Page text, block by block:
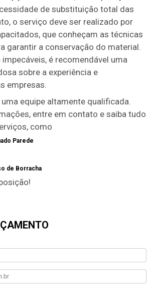
de substituição total das
o serviço deve ser realizado por
que conheçam as técnicas
garantir a conservação do material.
é recomendável uma
sobre a experiência e
empresas.
equipe altamente qualificada.
entre em contato e saiba tudo
como
Parede
de Borracha